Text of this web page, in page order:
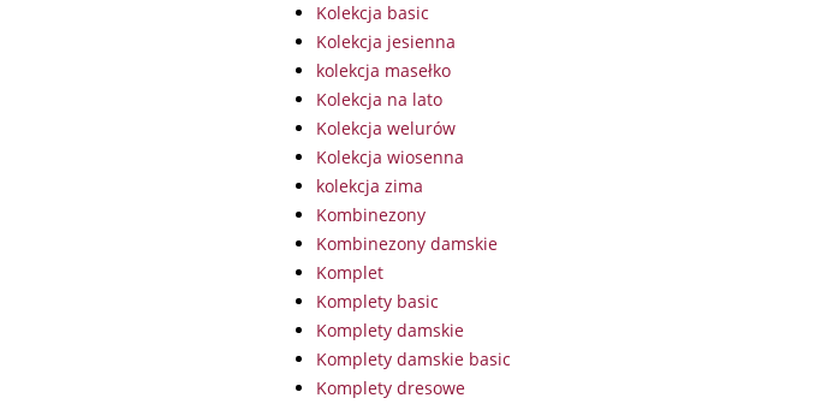
Kolekcja basic
Kolekcja jesienna
kolekcja masełko
Kolekcja na lato
Kolekcja welurów
Kolekcja wiosenna
kolekcja zima
Kombinezony
Kombinezony damskie
Komplet
Komplety basic
Komplety damskie
Komplety damskie basic
Komplety dresowe